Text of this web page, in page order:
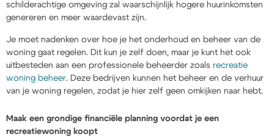
schilderachtige omgeving zal waarschijnlijk hogere huurinkomsten
genereren en meer waardevast zijn.
Je moet nadenken over hoe je het onderhoud en beheer van de
woning gaat regelen. Dit kun je zelf doen, maar je kunt het ook
uitbesteden aan een professionele beheerder zoals recreatie
woning beheer. Deze bedrijven kunnen het beheer en de verhuur
van je woning regelen, zodat je hier zelf geen omkijken naar hebt.
Maak een grondige financiële planning voordat je een
recreatiewoning koopt